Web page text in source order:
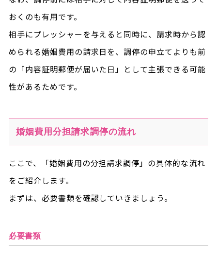
おくのも有用です。
相手にプレッシャーを与えると同時に、請求時から認
められる婚姻費用の請求日を、調停の申立てよりも前
の「内容証明郵便が届いた日」として主張できる可能
性があるためです。
婚姻費用分担請求調停の流れ
ここで、「婚姻費用の分担請求調停」の具体的な流れ
をご紹介します。
まずは、必要書類を確認していきましょう。
必要書類